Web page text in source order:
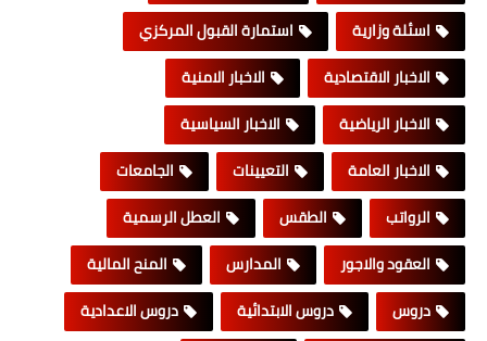
اسئلة وزارية
استمارة القبول المركزي
الاخبار الاقتصادية
الاخبار الامنية
الاخبار الرياضية
الاخبار السياسية
الاخبار العامة
التعيينات
الجامعات
الرواتب
الطقس
العطل الرسمية
العقود والاجور
المدارس
المنح المالية
دروس
دروس الابتدائية
دروس الاعدادية